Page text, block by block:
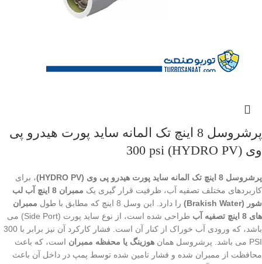
پرشروسل 8 اینچ تک المانه ساید پورت هیدرو پی
وی (HYDRO PV) 300 psi
پرشروسل 8 اینچ تک المانه ساید پورت هیدرو پی وی (HYDRO PV)
، برای
کاربردهای مختلف تصفیه آب، ظرفیت قرار گیری یک
ممبران 8 اینچ آب لب
شور (Brakish Water)
را دارد. این وسل 8 اینچ که مطابق با طول
ممبران
های 8 اینچ تصفیه آب
طراحی شده است، از نوع ساید پورت (Side Port) می
باشد، که ورودی آب خوراک از کنار آن است. فشار کارکرد آن نیز برابر با 300
PSI می باشد. پرشروسل همان
هوزینگ یا محفظه ممبران است، که باعث
محافظت از ممبران شده و فشار تامین شده توسط پمپ در داخل آن باعث